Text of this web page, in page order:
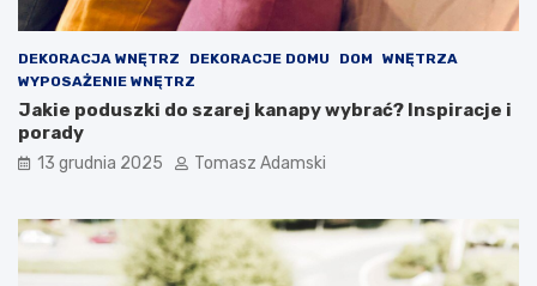
DEKORACJA WNĘTRZ DEKORACJE DOMU DOM
WNĘTRZA
WYPOSAŻENIE WNĘTRZ
Jakie poduszki do szarej kanapy wybrać? Inspiracje i
porady
13 grudnia 2025 Tomasz Adamski